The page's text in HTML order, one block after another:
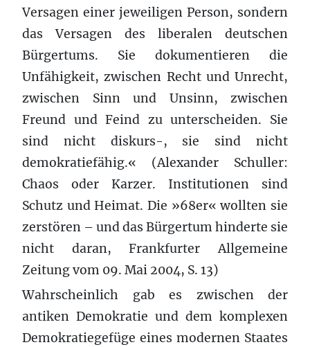
Versagen einer jeweiligen Person, sondern
das Versagen des liberalen deutschen
Bürgertums. Sie dokumentieren die
Unfähigkeit, zwischen Recht und Unrecht,
zwischen Sinn und Unsinn, zwischen
Freund und Feind zu unterscheiden. Sie
sind nicht diskurs-, sie sind nicht
demokratiefähig.« (Alexander Schuller:
Chaos oder Karzer. Institutionen sind
Schutz und Heimat. Die »68er« wollten sie
zerstören – und das Bürgertum hinderte sie
nicht daran, Frankfurter Allgemeine
Zeitung vom 09. Mai 2004, S. 13)
Wahrscheinlich gab es zwischen der
antiken Demokratie und dem komplexen
Demokratiegefüge eines modernen Staates